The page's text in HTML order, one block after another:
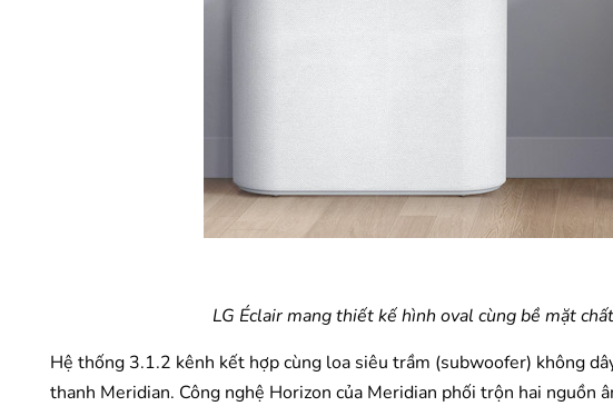
LG Éclair mang thiết kế hình oval cùng bề mặt
Hệ thống 3.1.2 kênh kết hợp cùng loa siêu trầm (subwoofer) không
thanh Meridian. Công nghệ Horizon của Meridian phối trộn hai nguồn